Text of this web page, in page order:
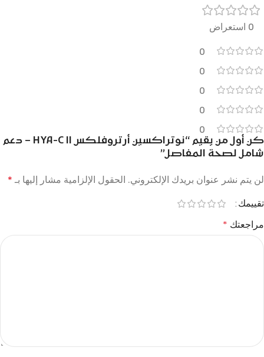
0 استعراض
0
0
0
0
0
كن أول من يقيم “نوتراكسين أرتروفلكس HYA-C II – دعم
شامل لصحة المفاصل”
لن يتم نشر عنوان بريدك الإلكتروني. الحقول الإلزامية مشار إليها بـ *
تقييمك
مراجعتك *